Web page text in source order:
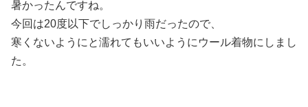
暑かったんですね。
今回は20度以下でしっかり雨だったので、
寒くないようにと濡れてもいいようにウール着物にしまし
た。